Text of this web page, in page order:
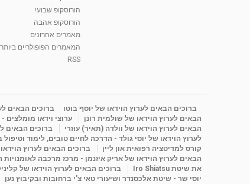
הורוסקופ שבועי
הורוסקופ אהבה
מאמרים אחרונים
המאמרים הפופולריים ביותר
RSS
ברוכים הבאים לערוץ הוידאו של יוסף בוטו ברוכים הבאים
הבאים לערוץ הוידאו של שולמית רונן
ערוצי וידאו מומלצים -
הבאים לערוץ הוידאו של וולדה (תאיר) עוזרי
ברוכים הבאים
לערוץ הוידאו של יוסי גולד - הדרכה לחיים טובים, לימוד
קורס למדיטציה רפואית און ליין
ברוכים הבאים לערוץ
הבאים לערוץ הוידאו של אריק איזנמן - מרכז מרכבה לאומנויות
את שיטת Iro Shiatsu
ברוכים הבאים לערוץ הוידאו של
יוסי שר - שיטת אלכסנדר ושיעורי טאי צ'י ברחובות ובקיבוץ נען